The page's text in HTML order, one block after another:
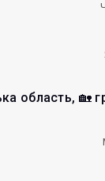
область, 🏡